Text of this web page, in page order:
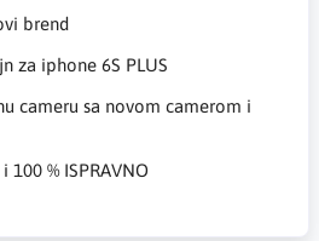
brend
za iphone 6S PLUS
cameru sa novom camerom i
% ISPRAVNO